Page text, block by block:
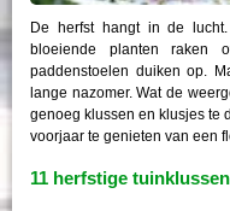
De herfst hangt in de
bloeiende planten raken
paddenstoelen duiken op.
lange nazomer. Wat de
genoeg klussen en klusjes te
voorjaar te genieten van een
11 herfstige